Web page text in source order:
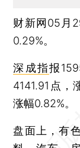
财新网05月
0.29%。
深成指报
4141.91点，
涨幅0.82%。
盘面上，有